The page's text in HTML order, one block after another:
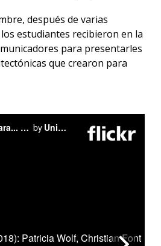
después de varias
estudiantes recibieron en la
para presentarles
que crearon para